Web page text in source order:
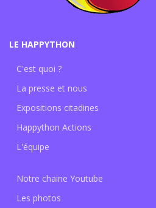
LE HAPPYTHON
C'est quoi ?
La presse et nous
Expositions citadines
Happython Actions
L'équipe
Notre chaine Youtube
Les photos